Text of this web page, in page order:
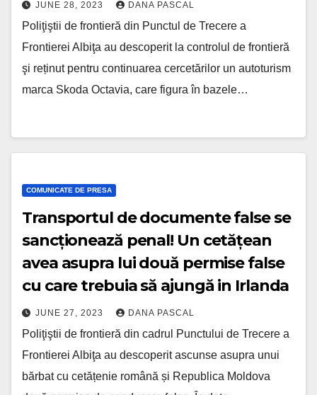
JUNE 28, 2023 DANA PASCAL
Poliţiştii de frontieră din Punctul de Trecere a
Frontierei Albiţa au descoperit la controlul de frontieră
şi reținut pentru continuarea cercetărilor un autoturism
marca Skoda Octavia, care figura în bazele…
COMUNICATE DE PRESA
Transportul de documente false se
sancționează penal! Un cetățean
avea asupra lui două permise false
cu care trebuia să ajungă in Irlanda
JUNE 27, 2023 DANA PASCAL
Poliţiştii de frontieră din cadrul Punctului de Trecere a
Frontierei Albiţa au descoperit ascunse asupra unui
bărbat cu cetățenie română și Republica Moldova